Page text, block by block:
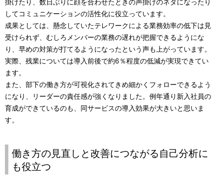
掛けたり、数日ぶりに顔を合わせたときの声掛けのネタになったり
してコミュニケーションの活性化に役立っています。
成果としては、懸念していたテレワークによる業務効率の低下は見
受けられず、むしろメンバーの業務の遅れが把握できるようにな
り、早めの対策が打てるようになったという声も上がっています。
実際、残業については導入前後で約6％程度の低減が実現できてい
ます。
また、部下の働き方が可視化されてきめ細かくフォローできるよう
になり、リーダーの責任感が強くなりました。例年通り新入社員の
育成ができているのも、同サービスの導入効果が大きいと思いま
す。
働き方の見直しと改善につながる自己分析に
も役立つ